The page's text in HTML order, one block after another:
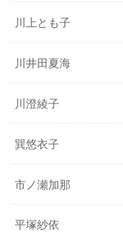
川上とも子
川井田夏海
川澄綾子
巽悠衣子
市ノ瀬加那
平塚紗依